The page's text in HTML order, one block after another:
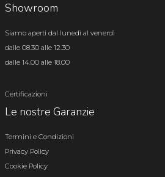
Showroom
Siamo aperti dal lunedì al venerdì
dalle 08.30 alle 12.30
dalle 14.00 alle 18.00
Certificazioni
Le nostre Garanzie
Termini e Condizioni
Privacy Policy
Cookie Policy